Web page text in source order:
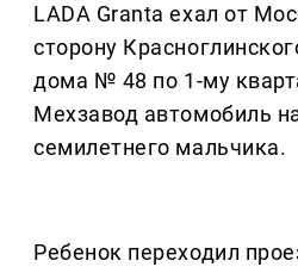
LADA Granta ехал от
сторону
дома № 48 по 1-му
Мехзавод автомобиль
семилетнего мальчика.
Ребенок переходил